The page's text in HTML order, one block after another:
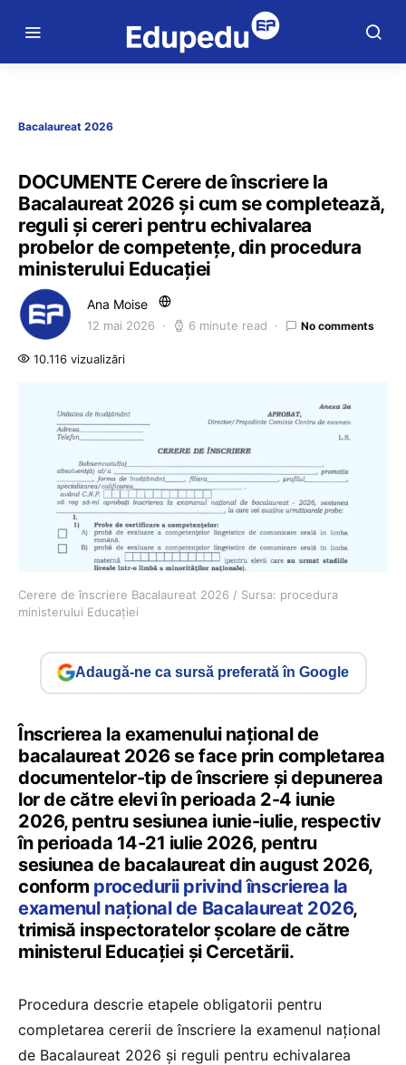
Bacalaureat 2026
DOCUMENTE Cerere de înscriere la
Bacalaureat 2026 și cum se completează,
reguli și cereri pentru echivalarea
probelor de competențe, din procedura
ministerului Educației
Ana Moise
12 mai 2026 6 minute read No comments
10.116 vizualizări
Cerere de înscriere Bacalaureat 2026 / Sursa: procedura
ministerului Educației
Adaugă-ne ca sursă preferată în Google
Înscrierea la examenului național de
bacalaureat 2026 se face prin completarea
documentelor-tip de înscriere și depunerea
lor de către elevi în perioada 2-4 iunie
2026, pentru sesiunea iunie-iulie, respectiv
în perioada 14-21 iulie 2026, pentru
sesiunea de bacalaureat din august 2026,
conform procedurii privind înscrierea la
examenul național de Bacalaureat 2026,
trimisă inspectoratelor școlare de către
ministerul Educației și Cercetării.
Procedura descrie etapele obligatorii pentru
completarea cererii de înscriere la examenul național
de Bacalaureat 2026 și reguli pentru echivalarea